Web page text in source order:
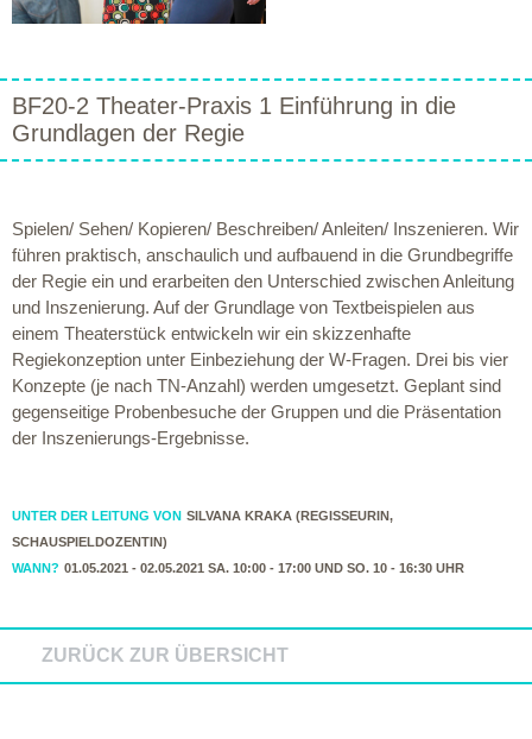
BF20-2 Theater-Praxis 1 Einführung in die
Grundlagen der Regie
Spielen/ Sehen/ Kopieren/ Beschreiben/ Anleiten/ Inszenieren. Wir
führen praktisch, anschaulich und aufbauend in die Grundbegriffe
der Regie ein und erarbeiten den Unterschied zwischen Anleitung
und Inszenierung. Auf der Grundlage von Textbeispielen aus
einem Theaterstück entwickeln wir ein skizzenhafte
Regiekonzeption unter Einbeziehung der W-Fragen. Drei bis vier
Konzepte (je nach TN-Anzahl) werden umgesetzt. Geplant sind
gegenseitige Probenbesuche der Gruppen und die Präsentation
der Inszenierungs-Ergebnisse.
UNTER DER LEITUNG VON SILVANA KRAKA (REGISSEURIN,
SCHAUSPIELDOZENTIN)
WANN? 01.05.2021 - 02.05.2021 SA. 10:00 - 17:00 UND SO. 10 - 16:30 UHR
ZURÜCK ZUR ÜBERSICHT